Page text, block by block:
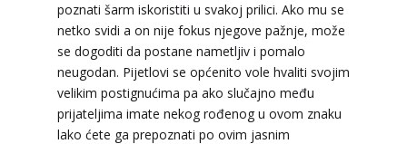
poznati šarm iskoristiti u svakoj prilici. Ako mu se
netko svidi a on nije fokus njegove pažnje, može
se dogoditi da postane nametljiv i pomalo
neugodan. Pijetlovi se općenito vole hvaliti svojim
velikim postignućima pa ako slučajno među
prijateljima imate nekog rođenog u ovom znaku
lako ćete ga prepoznati po ovim jasnim
LUCIJA/ Kod #136
Tarot savjetnik je zauzet
TEHNIKE:
sudbinske karte, anđeoske poruke